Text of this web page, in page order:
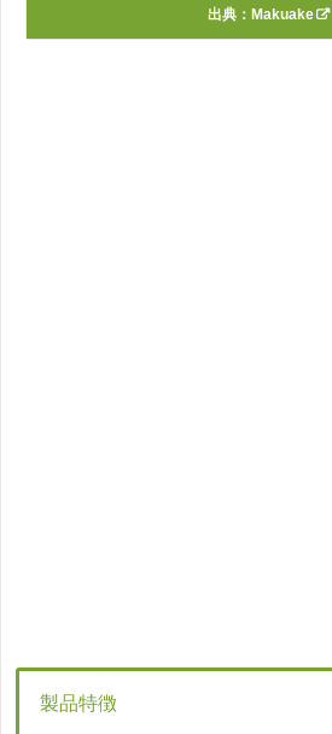
出典： Makuake
製品特徴